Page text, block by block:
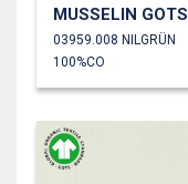
MUSSELIN GOTS
03959.008 NILGRÜN
100%CO